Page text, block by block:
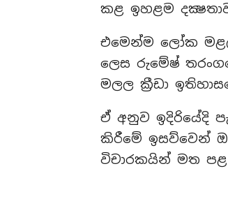
කළ ඉහළම
එමෙන්ම ලෝක
ලෙස රුමේෂ්
මලල ක්‍රීඩා
ඒ අනුව ඉදිරියේදි
කිරීමේ ඉසව්වෙන්
විචාරකයින් මත